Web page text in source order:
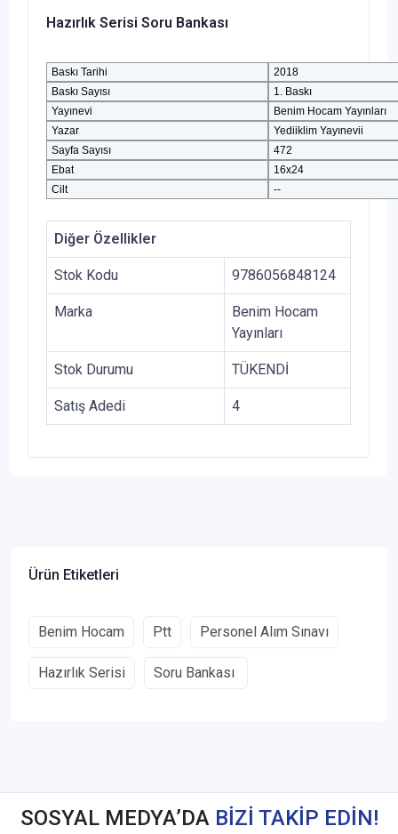
Hazırlık Serisi Soru Bankası
Baskı Tarihi
2018
Baskı Sayısı
1. Baskı
Yayınevi
Benim Hocam Yayınları
Yazar
Yediiklim Yayınevii
Sayfa Sayısı
472
Ebat
16x24
Cilt
--
Diğer Özellikler
Stok Kodu 9786056848124
Marka
Benim Hocam
Yayınları
Stok Durumu TÜKENDİ
Satış Adedi 4
Ürün Etiketleri
Benim Hocam Ptt Personel Alım Sınavı
Hazırlık Serisi Soru Bankası
SOSYAL MEDYA’DA BİZİ TAKİP EDİN!